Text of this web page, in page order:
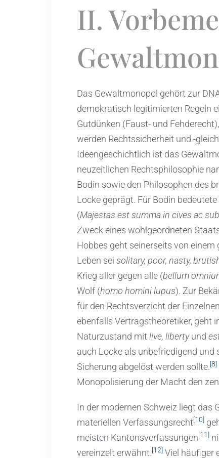
II.
Das Gewaltmonopol gehört zur
demokratisch legitimierten Regeln
Gutdünken (Faust- und
werden Rechtssicherheit und -
Ideengeschichtlich ist das
neuzeitlichen Rechtsphilosophie
Bodin sowie den Philosophen des
Locke geprägt. Für Bodin
(Majestas est summa in cives ac
Zweck eines wohlgeordneten
Hobbes geht seinerseits von
Leben sei solitary, poor, nasty,
Krieg aller gegen alle (bellum
Wolf (homo homini lupus). Zur
für den Rechtsverzicht der
ebenfalls Vertragstheoretiker, geht
Naturzustand mit live, libertyund
auch Locke als unbefriedigend und
Sicherung abgelöst werden sollte.[8]
Monopolisierung der Macht den
In der modernen Schweiz liegt das
materiellen Verfassungsrecht[10]
meisten Kantonsverfassungen[11]
vereinzelt erwähnt.[12] Viel häufiger